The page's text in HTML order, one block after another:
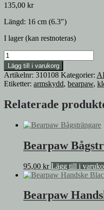
135,00 kr
Längd: 16 cm (6.3″)
I lager (kan restnoteras)
Bearpaw
Armskydd
Klett
Short
mängd
Lägg till i varukorg
Artikelnr: 310108 Kategorier:
Etiketter: armskydd, bearpaw,
Relaterade
Bearpaw
95,00 kr Lägg till i
Bearpaw